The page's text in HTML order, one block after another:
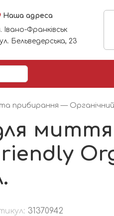
Наша адреса
Івано-Франківськ
Бельведерська, 23
прибирання —
31370942